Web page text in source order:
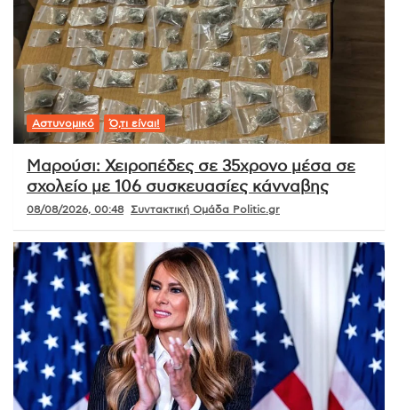
Αστυνομικό Ό,τι είναι!
Μαρούσι: Χειροπέδες σε 35χρονο μέσα σε
σχολείο με 106 συσκευασίες κάνναβης
08/08/2026, 00:48 Συντακτική Ομάδα Politic.gr